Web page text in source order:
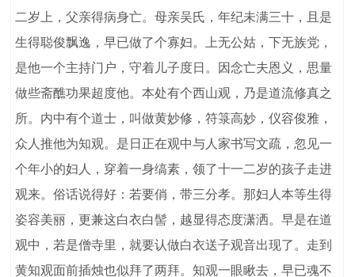
二岁上，父亲得病身亡。母亲吴氏，年纪未满三十，且是
生得聪俊飘逸，早已做了个寡妇。上无公姑，下无族党，
是他一个主持门户，守着儿子度日。因念亡夫恩义，思量
做些斋醮功果超度他。本处有个西山观，乃是道流修真之
所。内中有个道士，叫做黄妙修，符箓高妙，仪容俊雅，
众人推他为知观。是日正在观中与人家书写文疏，忽见一
个年小的妇人，穿着一身缟素，领了十一二岁的孩子走进
观来。俗话说得好：若要俏，带三分孝。那妇人本等生得
姿容美丽，更兼这白衣白髻，越显得态度潇洒。早是在道
观中，若是僧寺里，就要认做白衣送子观音出现了。走到
黄知观面前插烛也似拜了两拜。知观一眼瞅去，早已魂不